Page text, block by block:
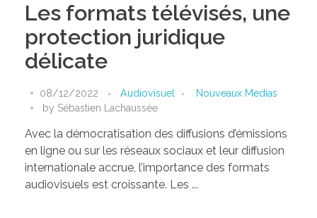
Les formats télévisés, une
protection juridique
délicate
08/12/2022 Audiovisuel
Nouveaux Medias
by Sébastien Lachaussée
Avec la démocratisation des diffusions d’émissions
en ligne ou sur les réseaux sociaux et leur diffusion
internationale accrue, l’importance des formats
audiovisuels est croissante. Les ...